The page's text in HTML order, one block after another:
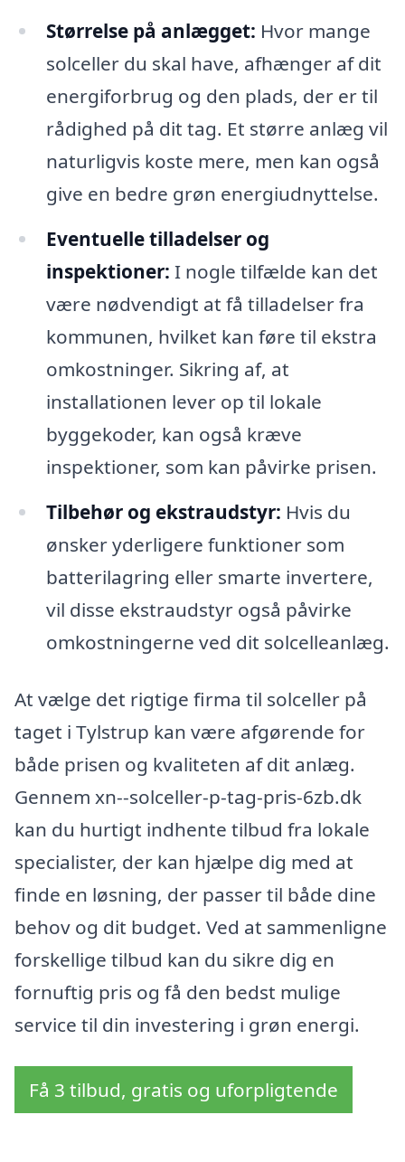
Størrelse på anlægget: Hvor mange
solceller du skal have, afhænger af dit
energiforbrug og den plads, der er til
rådighed på dit tag. Et større anlæg vil
naturligvis koste mere, men kan også
give en bedre grøn energiudnyttelse.
Eventuelle tilladelser og
inspektioner: I nogle tilfælde kan det
være nødvendigt at få tilladelser fra
kommunen, hvilket kan føre til ekstra
omkostninger. Sikring af, at
installationen lever op til lokale
byggekoder, kan også kræve
inspektioner, som kan påvirke prisen.
Tilbehør og ekstraudstyr: Hvis du
ønsker yderligere funktioner som
batterilagring eller smarte invertere,
vil disse ekstraudstyr også påvirke
omkostningerne ved dit solcelleanlæg.
At vælge det rigtige firma til solceller på
taget i Tylstrup kan være afgørende for
både prisen og kvaliteten af dit anlæg.
Gennem xn--solceller-p-tag-pris-6zb.dk
kan du hurtigt indhente tilbud fra lokale
specialister, der kan hjælpe dig med at
finde en løsning, der passer til både dine
behov og dit budget. Ved at sammenligne
forskellige tilbud kan du sikre dig en
fornuftig pris og få den bedst mulige
service til din investering i grøn energi.
Få 3 tilbud, gratis og uforpligtende